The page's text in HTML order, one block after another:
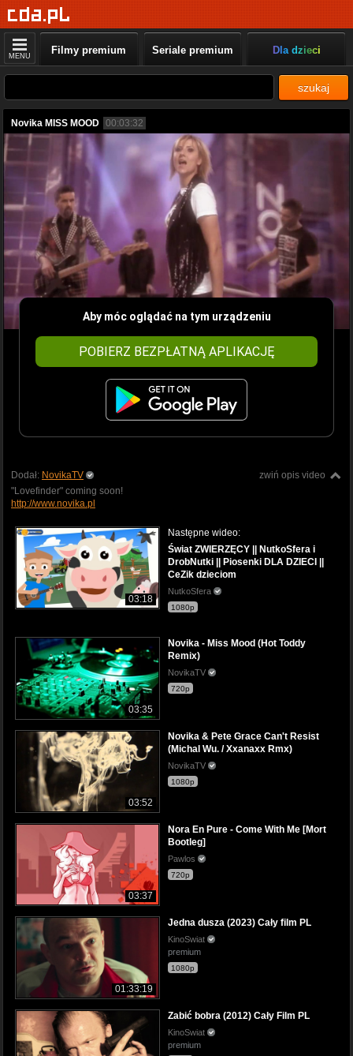
MENU Filmy premium Seriale premium Dla dzieci
szukaj
Novika MISS MOOD 00:03:32
Aby móc oglądać na tym urządzeniu
POBIERZ BEZPŁATNĄ APLIKACJĘ
zwiń opis video
Dodał: NovikaTV
"Lovefinder" coming soon!
http://www.novika.pl
03:18
Następne wideo:
Świat ZWIERZĘCY || NutkoSfera i
DrobNutki || Piosenki DLA DZIECI ||
CeZik dzieciom
NutkoSfera
1080p
03:35
Novika - Miss Mood (Hot Toddy
Remix)
NovikaTV
720p
03:52
Novika & Pete Grace Can't Resist
(Michal Wu. / Xxanaxx Rmx)
NovikaTV
1080p
03:37
Nora En Pure - Come With Me [Mort
Bootleg]
Pawlos
720p
01:33:19
Jedna dusza (2023) Cały film PL
KinoSwiat
premium
1080p
Zabić bobra (2012) Cały Film PL
KinoSwiat
premium